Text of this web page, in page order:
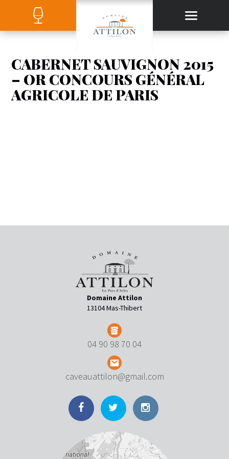
CABERNET SAUVIGNON 2015
– OR CONCOURS GÉNÉRAL
AGRICOLE DE PARIS
Domaine Attilon
13104 Mas-Thibert
04 90 98 70 04
caveauattilon@gmail.com